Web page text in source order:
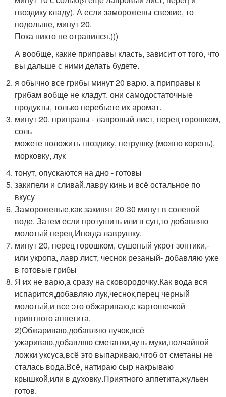
гвоздику кладу). А если заморожены свежие, то
подольше, минут 20.
Пока никто не отравился.)))
А вообще, какие приправы класть, зависит от того, что
вы дальше с ними делать будете.
я обычно все грибы минут 20 варю. а приправы к
грибам вобще не кладут. они самодостаточные
продукты, только перебьете их аромат.
минут 20. приправы - лавровый лист, перец горошком,
соль
можете положить гвоздику, петрушку (можно корень),
морковку, лук
тонут, опускаются на дно - готовы
закипели и сливай.лавру кинь и всё остальное по
вкусу
Замороженые,как закипят 20-30 минут в соленой
воде. Затем если протушить или в суп,то добавляю
молотый перец.Иногда лаврушку.
минут 20, перец горошком, сушеный укрот зонтики,-
или укропа, лавр лист, чеснок резаный- добавляю уже
в готовые грибы
Я их не варю,а сразу на сковородочку.Как вода вся
испарится,добавляю лук,чеснок,перец черный
молотый,и все это обжариваю,с картошечкой
приятного аппетита.
2)Обжариваю,добавляю лучок,всё
ужариваю,добавляю сметанки,чуть муки,полчайной
ложки уксуса,всё это выпариваю,чтоб от сметаны не
сталась вода.Всё, натираю сыр накрываю
крышкой,или в духовку.Приятного аппетита,жульен
готов.